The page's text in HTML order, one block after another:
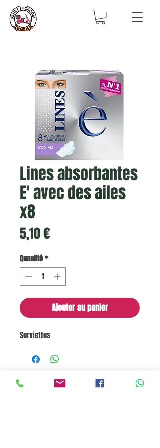
Lines absorbantes
E' avec des ailes
x8
5,10 €Prix
Quantité*
Ajouter au panier
Serviettes